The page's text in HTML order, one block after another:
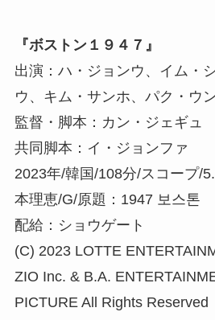
『ボストン１９４７』
出演：ハ・ジョンウ、イム・
ウ、キム・サンホ、パク・ウ
監督・脚本：カン・ジェギュ
共同脚本：イ・ジョンファ
2023年/韓国/108分/スコープ/
本理恵/G/原題：1947 보스톤
配給：ショウゲート
(C) 2023 LOTTE
ZIO Inc. & B.A.
PICTURE All Rights Reserved